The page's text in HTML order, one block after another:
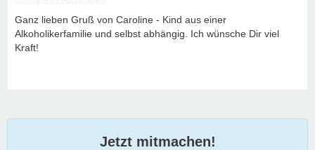
Ganz lieben Gruß von Caroline - Kind aus einer
Alkoholikerfamilie und selbst abhängig. Ich wünsche Dir viel
Kraft!
Jetzt mitmachen!